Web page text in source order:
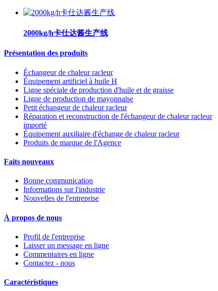
2000kg/h卡仕达酱生产线
Présentation des produits
Échangeur de chaleur racleur
Équipement artificiel à huile H
Ligne spéciale de production d'huile et de graisse
Ligne de production de mayonnaise
Petit échangeur de chaleur racleur
Réparation et reconstruction de l'échangeur de chaleur racleur
importé
Équipement auxiliaire d'échange de chaleur racleur
Produits de marque de l'Agence
Faits nouveaux
Bonne communication
Informations sur l'industrie
Nouvelles de l'entreprise
À propos de nous
Profil de l'entreprise
Laisser un message en ligne
Commentaires en ligne
Contactez - nous
Caractéristiques